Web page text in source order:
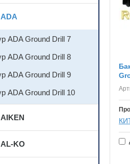
ADA Ground Drill 7
ADA Ground Drill 8
ADA Ground Drill 9
ADA Ground Drill 10
KO